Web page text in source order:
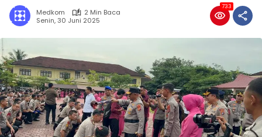
Medkom
2 Min Baca
Senin, 30 Juni 2025
733